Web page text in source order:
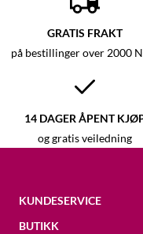
GRATIS FRAKT
på bestillinger over 2000
14 DAGER ÅPENT
og gratis veiledning
KUNDESERVICE
BUTIKK